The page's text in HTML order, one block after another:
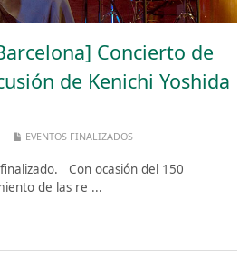
Concierto de
de Kenichi Yoshida
EVENTOS FINALIZADOS
Con ocasión del 150
de las re ...